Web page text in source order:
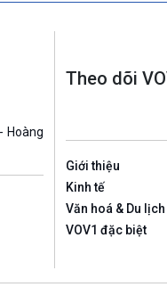
Hoàng
Theo dõi
Giới thiệu
Kinh tế
Văn hoá & Du lịch
VOV1 đặc biệt